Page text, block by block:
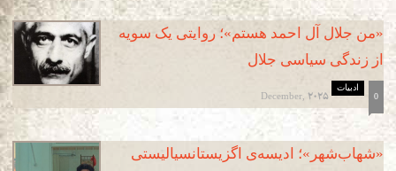
«من جلال آل احمد هستم»؛ روایتی یک سویه
از زندگی سیاسی جلال
ادبیات
December, 2025 0
«شهاب‌شهر»؛ ادیسه‌ی اگزیستانسیالیستی